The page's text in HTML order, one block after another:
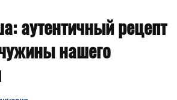
аутентичный рецепт
нашего